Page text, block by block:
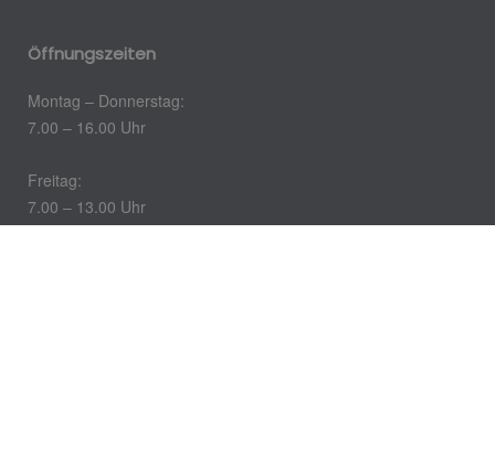
Öffnungszeiten
Montag – Donnerstag:
7.00 – 16.00 Uhr
Freitag:
7.00 – 13.00 Uhr